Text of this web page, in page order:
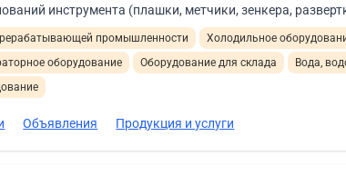
инструмента (плашки, метчики, зенкера,
промышленности Холодильное
оборудование Оборудование для склада
Вода,
Объявления Продукция и услуги